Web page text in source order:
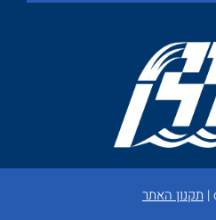
| תקנון האתר